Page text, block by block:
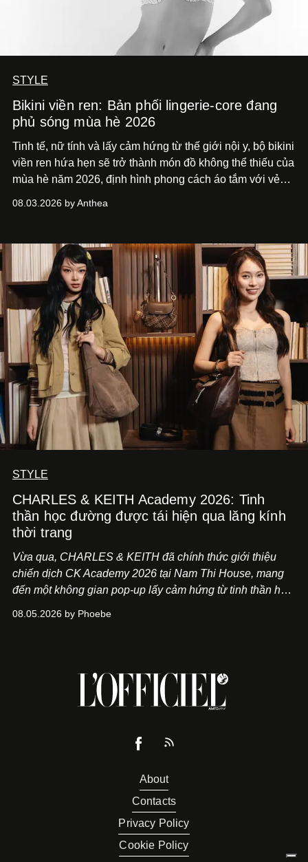
STYLE
Bikini viền ren: Bản phối lingerie-core đang
phủ sóng mùa hè 2026
Tinh tế, nữ tính và lấy cảm hứng từ thế giới nội y, bộ bikini
viền ren hứa hẹn sẽ trở thành món đồ không thể thiếu của
mùa hè năm 2026, định hình phong cách áo tắm với vẻ
08.03.2026 by Anthea
STYLE
CHARLES & KEITH Academy 2026: Tinh
thần học đường được tái hiện qua lăng kính
thời trang
Vừa qua, CHARLES & KEITH đã chính thức giới thiệu
chiến dịch CK Academy 2026 tại Nam Thi House, mang
đến một không gian pop-up lấy cảm hứng từ tinh thần học
sống của thế hệ Gen Z giao thoa trong một trải nghiệm đa
08.05.2026 by Phoebe
About
Contacts
Privacy Policy
Cookie Policy